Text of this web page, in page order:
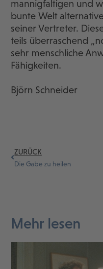
mannigfaltigen und
bunte Welt
seiner Vertreter.
teils überraschend
sehr menschliche
Fähigkeiten.
Björn Schneider
ZURÜCK
Die Gabe zu heilen
Mehr lesen